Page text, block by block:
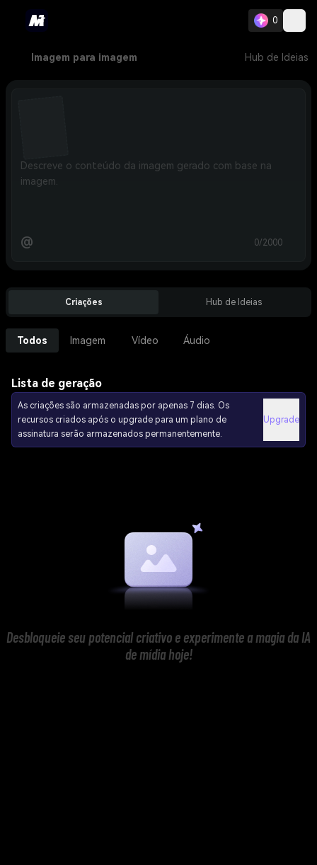
0
Imagem para imagem Hub de Ideias
@ 0/2000
Criações Hub de Ideias
Todos Imagem Vídeo Áudio
Lista de geração
As criações são armazenadas por apenas 7 dias. Os
recursos criados após o upgrade para um plano de
assinatura serão armazenados permanentemente.
Upgrade
Desbloqueie seu potencial criativo e experimente a magia da IA
de mídia hoje!